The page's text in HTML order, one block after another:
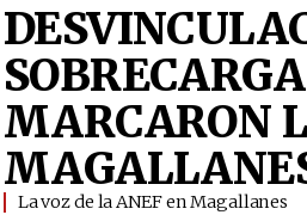
MARCARON
​La voz de la ANEF en Magallanes